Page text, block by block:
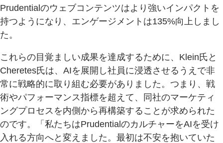
Prudentialのウェブコンテンツはより強いインパクトを
持つようになり、エンゲージメントは135%向上しまし
た。
これらの目覚ましい成果を達成するために、Klein氏と
Cheretes氏は、AIを展開し社員に浸透させるうえで非
常に戦略的に取り組む必要がありました。つまり、戦
術やパフォーマンス指標を超えて、同社のマーケティ
ングプロセスを内側から再構築することが求められた
のです。「私たちはPrudentialのカルチャーをAIを受け
入れる方向へと変えました。最初は不安を抱いていた